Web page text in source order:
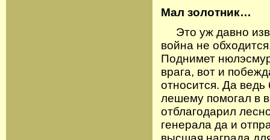
Мал золотник…
Это уж давно
война не
Поднимет
врага, вот и
относится. Да
лешему помогал в
отблагодарил
генерала да и